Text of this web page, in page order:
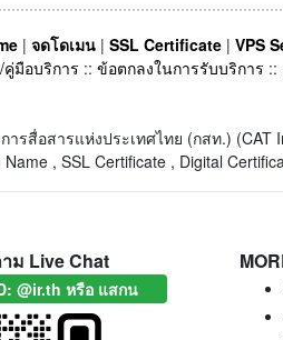
| จดโดเมน | SSL Certificate | VPS
มือบริการ :: ข้อตกลงในการรับบริการ ::
สื่อสารแห่งประเทศไทย (กสท.) (CAT
, SSL Certificate , Digital
ม Live Chat
@ir.th หรือ แสกน